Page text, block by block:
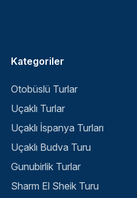
Kategoriler
Otobüslü Turlar
Uçaklı Turlar
Uçaklı İspanya Turları
Uçaklı Budva Turu
Gunubirlik Turlar
Sharm El Sheik Turu